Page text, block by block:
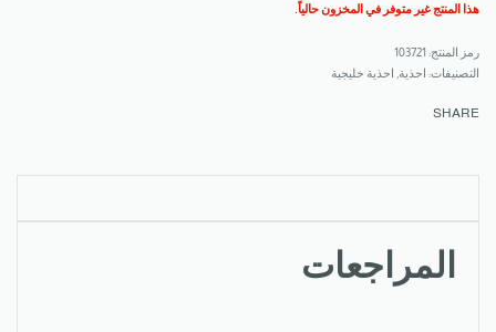
هذا المنتج غير متوفر في المخزون حالياً.
103721
التصنيفات: احذية احذية خليجية
SHARE
المراجعات